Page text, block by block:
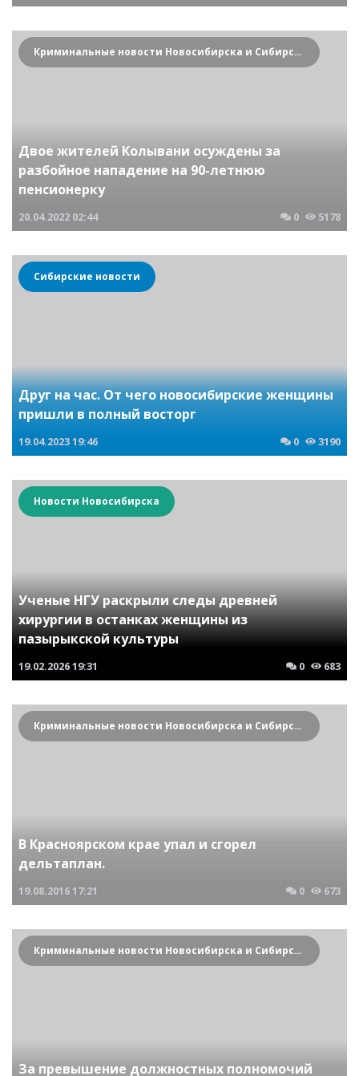
Криминальные новости Новосибирска и Сибирского региона
Двое жителей Колывани осуждены за
разбойное нападение на 90-летнюю
пенсионерку
20.04.2022 02:44 0 5178
Сибирские новости
Друг на час. От чего новосибирские женщины
пришли в полный восторг
19.04.202319:46 0 3190
Новости Новосибирска
Ученые НГУ раскрыли следы древней
хирургии в останках женщины из
пазырыкской культуры
19.02.202619:31 0 683
Криминальные новости Новосибирска и Сибирского региона
В Красноярском крае упал и сгорел
дельтаплан.
19.08.201617:21 0 673
Криминальные новости Новосибирска и Сибирского региона
За превышение должностных полномочий